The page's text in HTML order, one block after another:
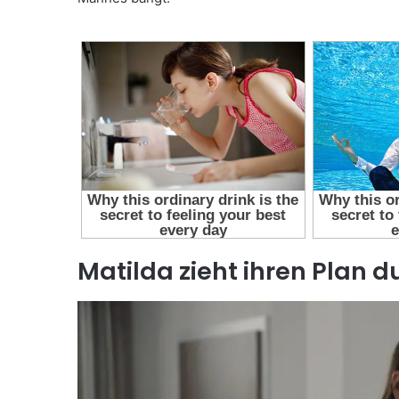
Matilda zieht ihren Plan